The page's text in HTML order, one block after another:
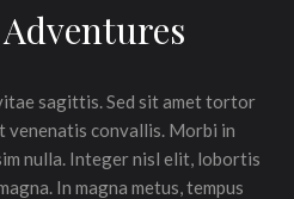
sagittis. Sed sit amet tortor
venenatis convallis. Morbi in
nulla. Integer nisl elit, lobortis
In magna metus, tempus